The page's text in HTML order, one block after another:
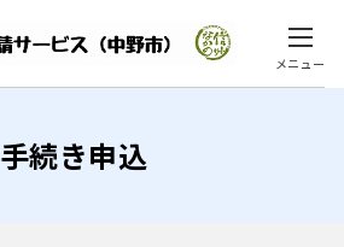
メニュー
手続き申込